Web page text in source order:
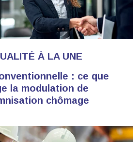
À LA UNE
: ce que
la modulation de
chômage